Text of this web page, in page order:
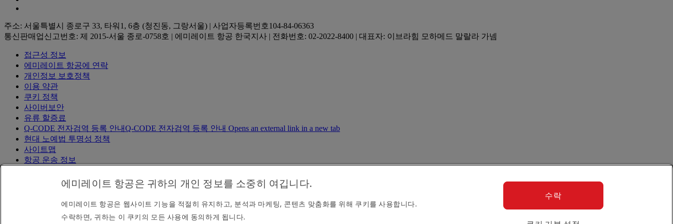
주소: 서울특별시 종로구 33, 타워1, 6층 (청진동, 그랑서울) | 사업자등록번호104-84-06363
통신판매업신고번호: 제 2015-서울 종로-0758호 | 에미레이트 항공 한국지사 | 전화번호: 02-2022-8400 | 대표자: 이브라힘 모하메드 말랄라 가넴
접근성 정보
에미레이트 항공에 연락
개인정보 보호정책
이용 약관
쿠키 정책
사이버보안
유류 할증료
Q-CODE 전자검역 등록 안내Q-CODE 전자검역 등록 안내 Opens an external link in a new tab
현대 노예법 투명성 정책
사이트맵
항공 운송 정보
피해구제 절차 및 계획서 피해구제 절차 및 계획서 Opens an external link in a new tab
운송 약관 Opens an external link in a new tab
요금표 Opens an external link in a new tab
© 2026 The Emirates Group. All Rights Reserved.
에미레이트 항공은 귀하의 개인 정보를 소중히 여깁니다.
에미레이트 항공은 웹사이트 기능을 적절히 유지하고, 분석과 마케팅, 콘텐츠 맞춤화를 위해 쿠키를 사용합니다.
수락하면, 귀하는 이 쿠키의 모든 사용에 동의하게 됩니다.
수락